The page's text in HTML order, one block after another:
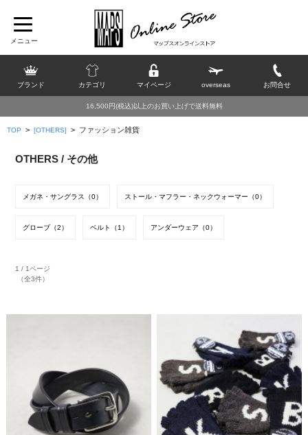
ブランド カテゴリ マイページ overseas お問合せ
16,500円(税込)以上のお買い上げで送料無料
TOP > [OTHERS] > ファッション雑貨
OTHERS / その他
メガネ・サングラス（0） ストール・マフラー・ネックウォーマー（0）
グローブ（2） ベルト（1） アンダーウェア（0）
1 / 1ページ
（全3件）